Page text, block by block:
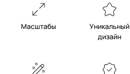
Масштабы
Уникальный
дизайн